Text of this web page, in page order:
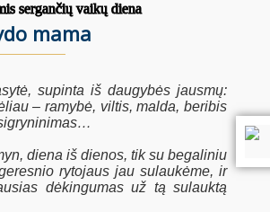
sergančių vaikų diena
mama
supinta iš daugybės jausmų:
– ramybė, viltis, malda, beribis
diena iš dienos, tik su begaliniu
rytojaus jau sulaukėme, ir
dėkingumas už tą sulauktą